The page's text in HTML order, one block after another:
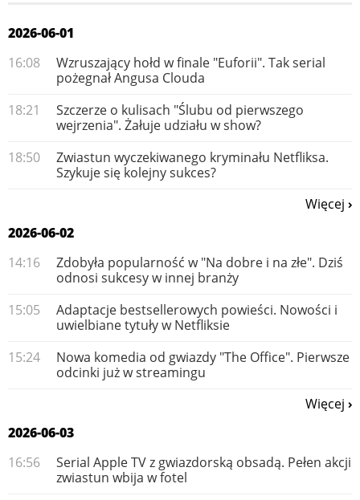
2026-06-01
16:08
Wzruszający hołd w finale "Euforii". Tak serial
pożegnał Angusa Clouda
18:21
Szczerze o kulisach "Ślubu od pierwszego
wejrzenia". Żałuje udziału w show?
18:50
Zwiastun wyczekiwanego kryminału Netfliksa.
Szykuje się kolejny sukces?
Więcej
2026-06-02
14:16
Zdobyła popularność w "Na dobre i na złe". Dziś
odnosi sukcesy w innej branży
15:05
Adaptacje bestsellerowych powieści. Nowości i
uwielbiane tytuły w Netfliksie
15:24
Nowa komedia od gwiazdy "The Office". Pierwsze
odcinki już w streamingu
Więcej
2026-06-03
16:56
Serial Apple TV z gwiazdorską obsadą. Pełen akcji
zwiastun wbija w fotel